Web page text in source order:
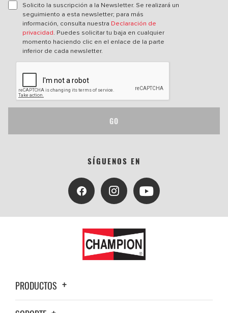
Solicito la suscripción a la Newsletter. Se realizará un
seguimiento a esta newsletter; para más
información, consulta nuestra Declaración de
privacidad. Puedes solicitar tu baja en cualquier
momento haciendo clic en el enlace de la parte
inferior de cada newsletter.
GO
SÍGUENOS EN
PRODUCTOS